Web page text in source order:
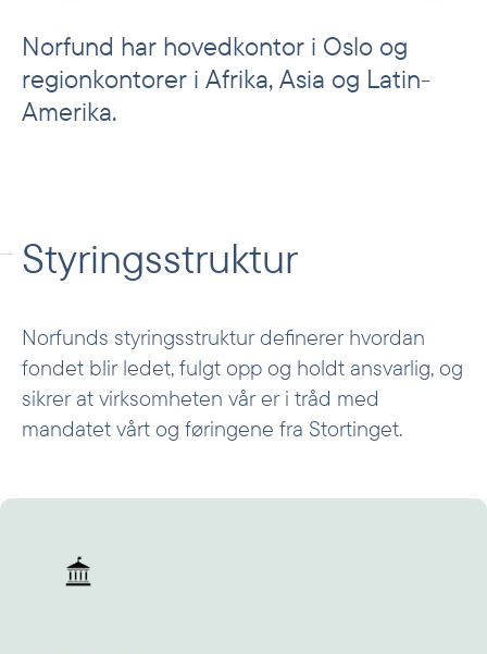
Ledergruppen
Styret
Avdelinger
Norfund har hovedkontor i Oslo og
regionkontorer i Afrika, Asia og Latin-
Amerika.
Styringsstruktur
Norfunds styringsstruktur definerer hvordan
fondet blir ledet, fulgt opp og holdt ansvarlig, og
sikrer at virksomheten vår er i tråd med
mandatet vårt og føringene fra Stortinget.